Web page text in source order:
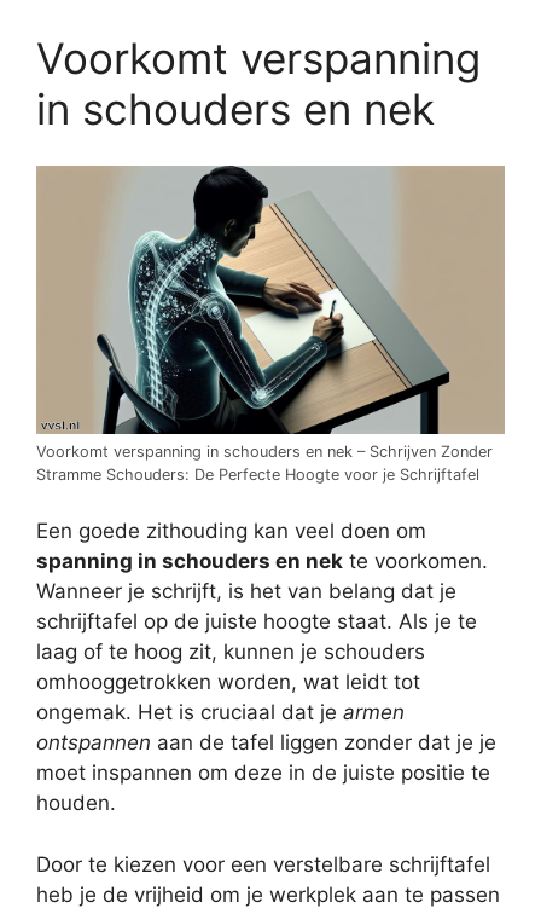
Voorkomt verspanning
in schouders en nek
Voorkomt verspanning in schouders en nek – Schrijven Zonder
Stramme Schouders: De Perfecte Hoogte voor je Schrijftafel
Een goede zithouding kan veel doen om
spanning in schouders en nek te voorkomen.
Wanneer je schrijft, is het van belang dat je
schrijftafel op de juiste hoogte staat. Als je te
laag of te hoog zit, kunnen je schouders
omhooggetrokken worden, wat leidt tot
ongemak. Het is cruciaal dat je armen
ontspannen aan de tafel liggen zonder dat je je
moet inspannen om deze in de juiste positie te
houden.
Door te kiezen voor een verstelbare schrijftafel
heb je de vrijheid om je werkplek aan te passen